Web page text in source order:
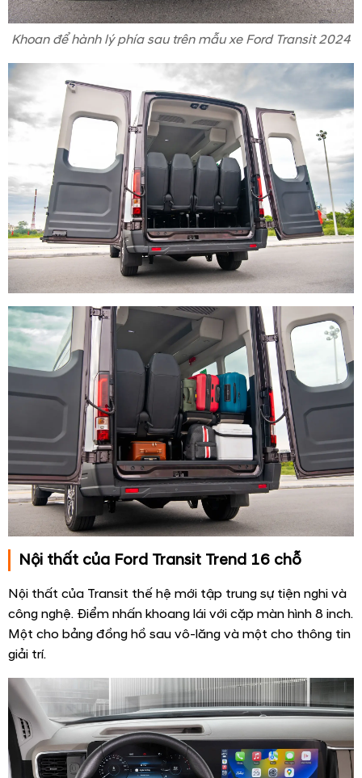
Khoan để hành lý phía sau trên mẫu xe Ford Transit 2024
Nội thất của Ford Transit Trend 16 chỗ
Nội thất của Transit thế hệ mới tập trung sự tiện nghi và
công nghệ. Điểm nhấn khoang lái với cặp màn hình 8 inch.
Một cho bảng đồng hồ sau vô-lăng và một cho thông tin
giải trí.